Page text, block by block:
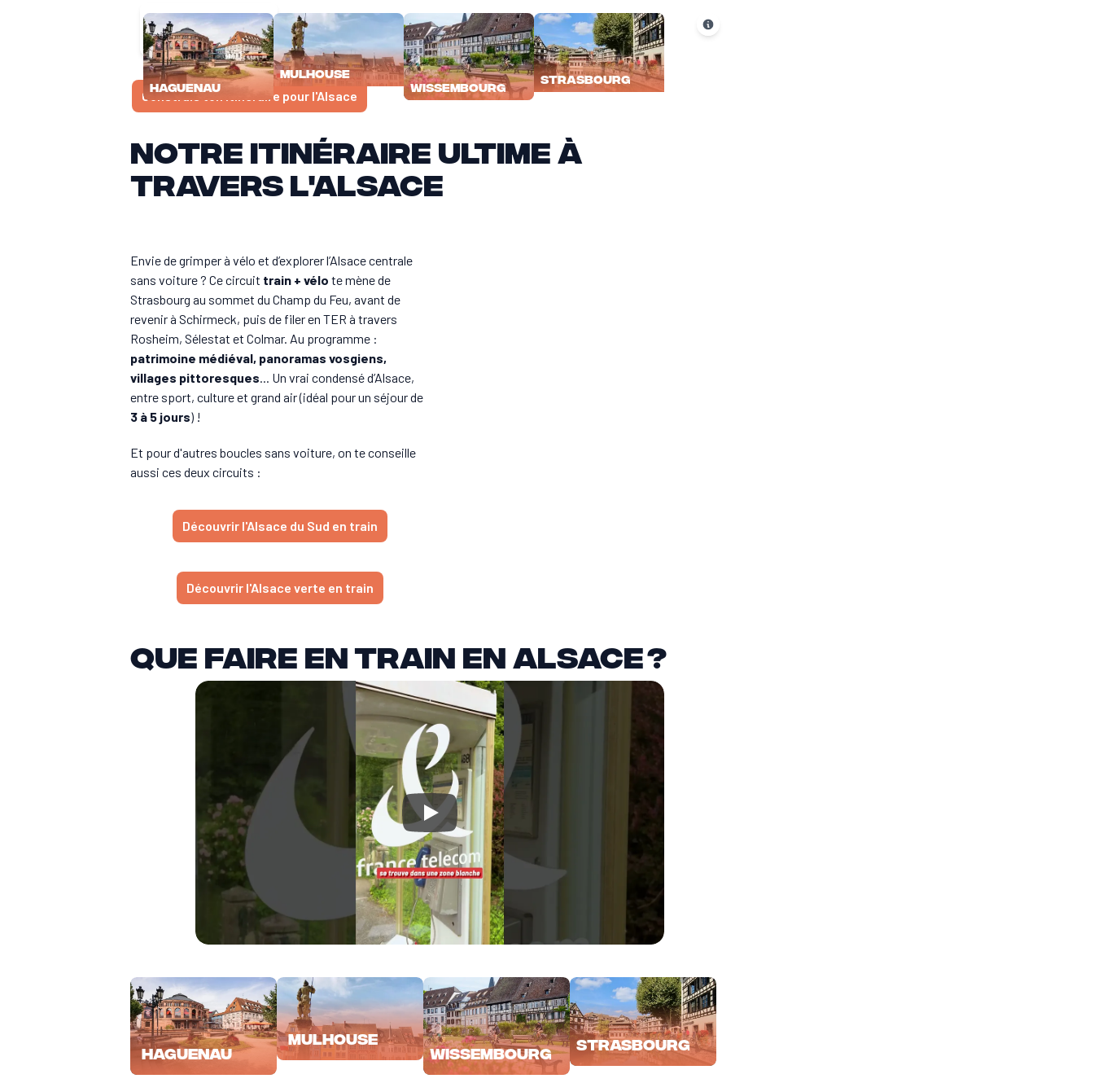
Ligne à grande vitesse
Ligne principale
Ligne secondaire
Haguenau
Mulhouse
Wissembourg
Strasbourg
Construis ton itinéraire pour l'Alsace
Notre itinéraire ultime à
travers l'Alsace
Envie de grimper à vélo et d’explorer l’Alsace centrale
sans voiture ? Ce circuit train + vélo te mène de
Strasbourg au sommet du Champ du Feu, avant de
revenir à Schirmeck, puis de filer en TER à travers
Rosheim, Sélestat et Colmar. Au programme :
patrimoine médiéval, panoramas vosgiens,
villages pittoresques... Un vrai condensé d’Alsace,
entre sport, culture et grand air (idéal pour un séjour de
3 à 5 jours) !
Et pour d'autres boucles sans voiture, on te conseille
aussi ces deux circuits :
Découvrir l'Alsace du Sud en train
Découvrir l'Alsace verte en train
Que faire en train en Alsace ?
Haguenau
Mulhouse
Wissembourg
Strasbourg